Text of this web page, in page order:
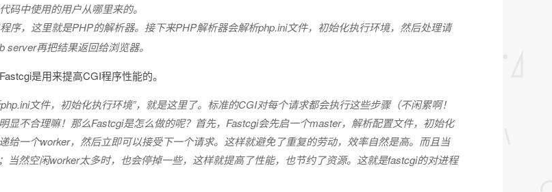
码中使用的用户从哪里来的。
序，这里就是PHP的解析器。接下来PHP解析器会解析php.ini文件，初始化执行环境，然后处理请
再把结果返回给浏览器。
是用来提高CGI程序性能的。
文件，初始化执行环境”，就是这里了。标准的CGI对每个请求都会执行这些步骤（不闲累啊！
不合理嘛！那么Fastcgi是怎么做的呢？首先，Fastcgi会先启一个master，解析配置文件，初始化
一个worker，然后立即可以接受下一个请求。这样就避免了重复的劳动，效率自然是高。而且当
然空闲worker太多时，也会停掉一些，这样就提高了性能，也节约了资源。这就是fastcgi的对进程